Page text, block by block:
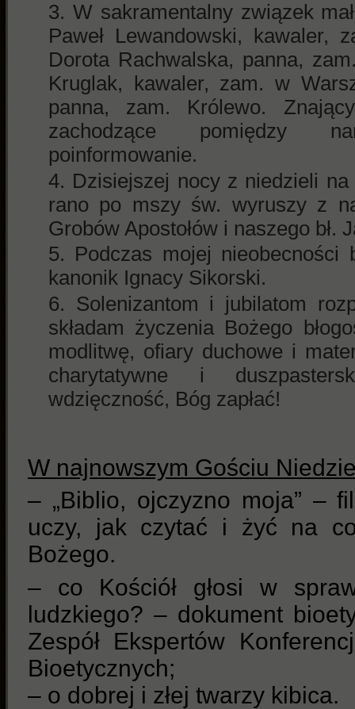
W sakramentalny związek
Paweł Lewandowski, kawaler,
Dorota Rachwalska, panna,
Kruglak, kawaler, zam. w
panna, zam. Królewo.
zachodzące pomiędzy
poinformowanie.
Dzisiejszej nocy z niedzieli na
rano po mszy św. wyruszy z
Grobów Apostołów i naszego bł.
Podczas mojej nieobecności
kanonik Ignacy Sikorski.
Solenizantom i jubilatom
składam życzenia Bożego
modlitwę, ofiary duchowe i
charytatywne i
wdzięczność, Bóg zapłać!
W najnowszym Gościu
– „Biblio, ojczyzno moja” –
uczy, jak czytać i żyć na
Bożego.
– co Kościół głosi w
ludzkiego? – dokument
Zespół Ekspertów
Bioetycznych;
– o dobrej i złej twarzy kibica.